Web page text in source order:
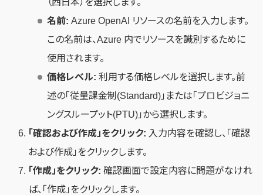
名前: Azure OpenAI リソースの名前を入力します。
この名前は、Azure 内でリソースを識別するために
使用されます。
価格レベル: 利用する価格レベルを選択します。前
述の「従量課金制(Standard)」または「プロビジョニ
ングスループット(PTU)」から選択します。
「確認および作成」をクリック: 入力内容を確認し、「確認
および作成」をクリックします。
「作成」をクリック: 確認画面で設定内容に問題がなけれ
ば、「作成」をクリックします。